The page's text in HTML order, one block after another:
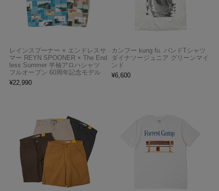
レインスプーナー × エンドレスサ
マー REYN SPOONER × The End
less Summer 半袖アロハシャツ
フルオープン 60周年記念モデル
¥22,990
カンフー kung fu. バンドTシャツ
ダイナソージュニア グリーンマイ
ンド
¥6,600